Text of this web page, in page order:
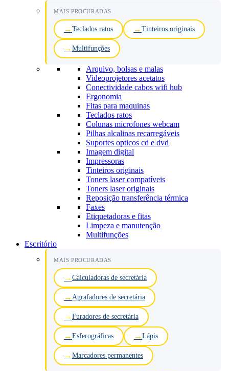
MAIS PROCURADAS
Teclados ratos Tinteiros originais
Multifunções
Arquivo, bolsas e malas
Videoprojetores acetatos
Conectividade cabos wifi hub
Ergonomia
Fitas para maquinas
Teclados ratos
Colunas microfones webcam
Pilhas alcalinas recarregáveis
Suportes opticos cd e dvd
Imagem digital
Impressoras
Tinteiros originais
Toners laser compatíveis
Toners laser originais
Reposição transferência térmica
Faxes
Etiquetadoras e fitas
Limpeza e manutenção
Multifunções
Escritório
MAIS PROCURADAS
Calculadoras de secretária
Agrafadores de secretária
Furadores de secretária
Esferográficas Lápis
Marcadores permanentes